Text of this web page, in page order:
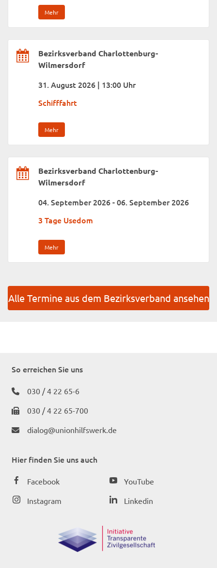
Mehr
Bezirksverband Charlottenburg-
Wilmersdorf
31. August 2026 | 13:00 Uhr
Schifffahrt
Mehr
Bezirksverband Charlottenburg-
Wilmersdorf
04. September 2026 - 06. September 2026
3 Tage Usedom
Mehr
Alle Termine aus dem Bezirksverband ansehen
So erreichen Sie uns
030 / 4 22 65-6
030 / 4 22 65-700
dialog@unionhilfswerk.de
Hier finden Sie uns auch
Facebook
Instagram
YouTube
Linkedin